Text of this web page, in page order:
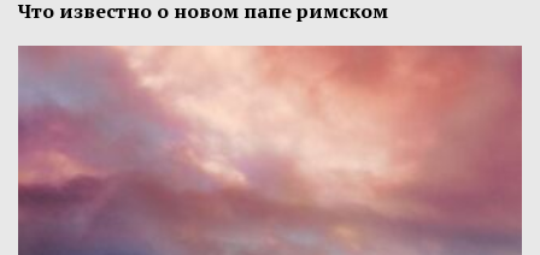
Что известно о новом папе римском